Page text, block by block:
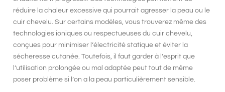
réduire la chaleur excessive qui pourrait agresser la peau ou le
cuir chevelu. Sur certains modèles, vous trouverez même des
technologies ioniques ou respectueuses du cuir chevelu,
conçues pour minimiser l’électricité statique et éviter la
sécheresse cutanée. Toutefois, il faut garder à l’esprit que
l’utilisation prolongée ou mal adaptée peut tout de même
poser problème si l’on a la peau particulièrement sensible.